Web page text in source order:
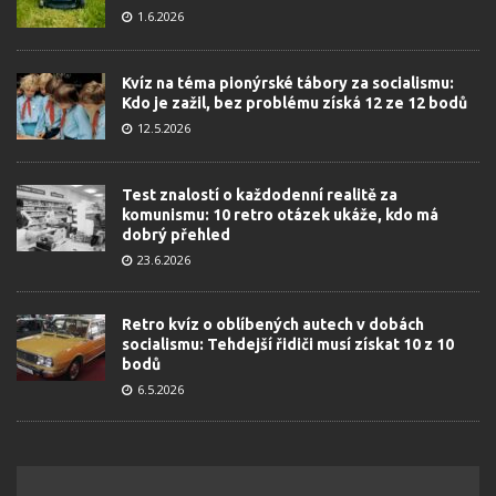
1.6.2026
Kvíz na téma pionýrské tábory za socialismu:
Kdo je zažil, bez problému získá 12 ze 12 bodů
12.5.2026
Test znalostí o každodenní realitě za
komunismu: 10 retro otázek ukáže, kdo má
dobrý přehled
23.6.2026
Retro kvíz o oblíbených autech v dobách
socialismu: Tehdejší řidiči musí získat 10 z 10
bodů
6.5.2026